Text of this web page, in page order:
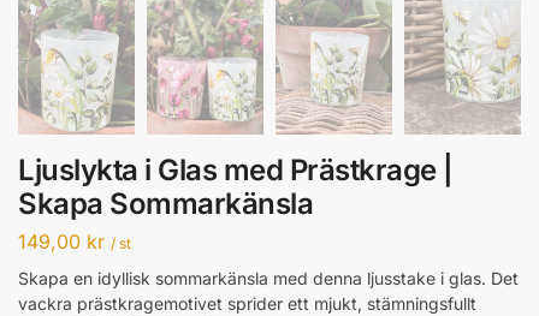
Ljuslykta i Glas med Prästkrage |
Skapa Sommarkänsla
149,00 kr / st
Skapa en idyllisk sommarkänsla med denna ljusstake i glas. Det
vackra prästkragemotivet sprider ett mjukt, stämningsfullt